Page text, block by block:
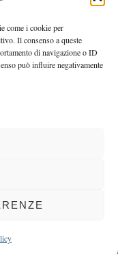
come i cookie per
Il consenso a queste
di navigazione o ID
può influire negativamente
E BUGUGGIATE